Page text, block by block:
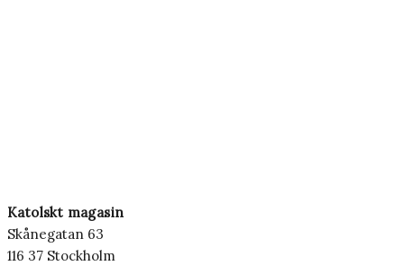
Katolskt magasin
Skånegatan 63
116 37 Stockholm